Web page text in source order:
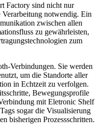
Factory sind nicht nur
Verarbeitung notwendig. Ein
zwischen allen
zu gewährleisten,
zum
Verbindungen. Sie werden
um die Standorte aller
in Echtzeit zu verfolgen.
Bewegungsprofile
mit Eletronic Shelf
sogar die Visualisierung
bisherigen Prozessschritten.